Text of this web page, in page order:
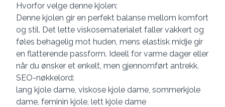
Hvorfor velge denne kjolen:
Denne kjolen gir en perfekt balanse mellom komfort
og stil. Det lette viskosematerialet faller vakkert og
føles behagelig mot huden, mens elastisk midje gir
en flatterende passform. Ideell for varme dager eller
når du ønsker et enkelt, men gjennomført antrekk.
SEO-nøkkelord:
lang kjole dame, viskose kjole dame, sommerkjole
dame, feminin kjole, lett kjole dame